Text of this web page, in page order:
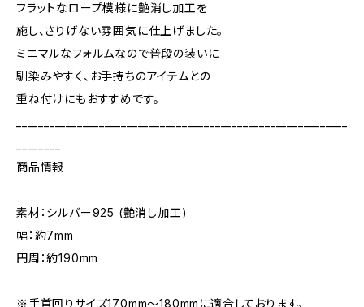
フラットなロープ模様に艶消し加工を
施し、さりげない雰囲気に仕上げました。
ミニマルなフォルムなので普段の装いに
馴染みやすく、お手持ちのアイテムとの
重ね付けにもおすすめです。
商品情報
素材：シルバー925 (艶消し加工)
幅：約7mm
円周：約190mm
※手首回りサイズ170mm～180mmに適合しております。